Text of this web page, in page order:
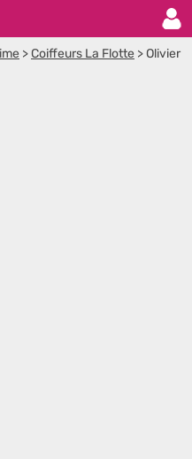
>Coiffeurs La Flotte >Olivier